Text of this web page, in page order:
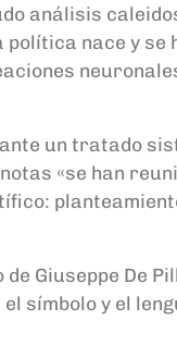
análisis
nace y se
un tratado
«se han
Giuseppe De
símbolo y el